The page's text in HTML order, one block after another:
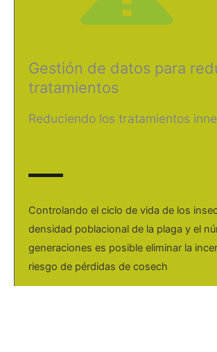
Gestión de datos para
tratamientos
Reduciendo los tratamientos
Controlando el ciclo de vida de los
densidad poblacional de la plaga y el
generaciones es posible eliminar la
riesgo de pérdidas de cosech